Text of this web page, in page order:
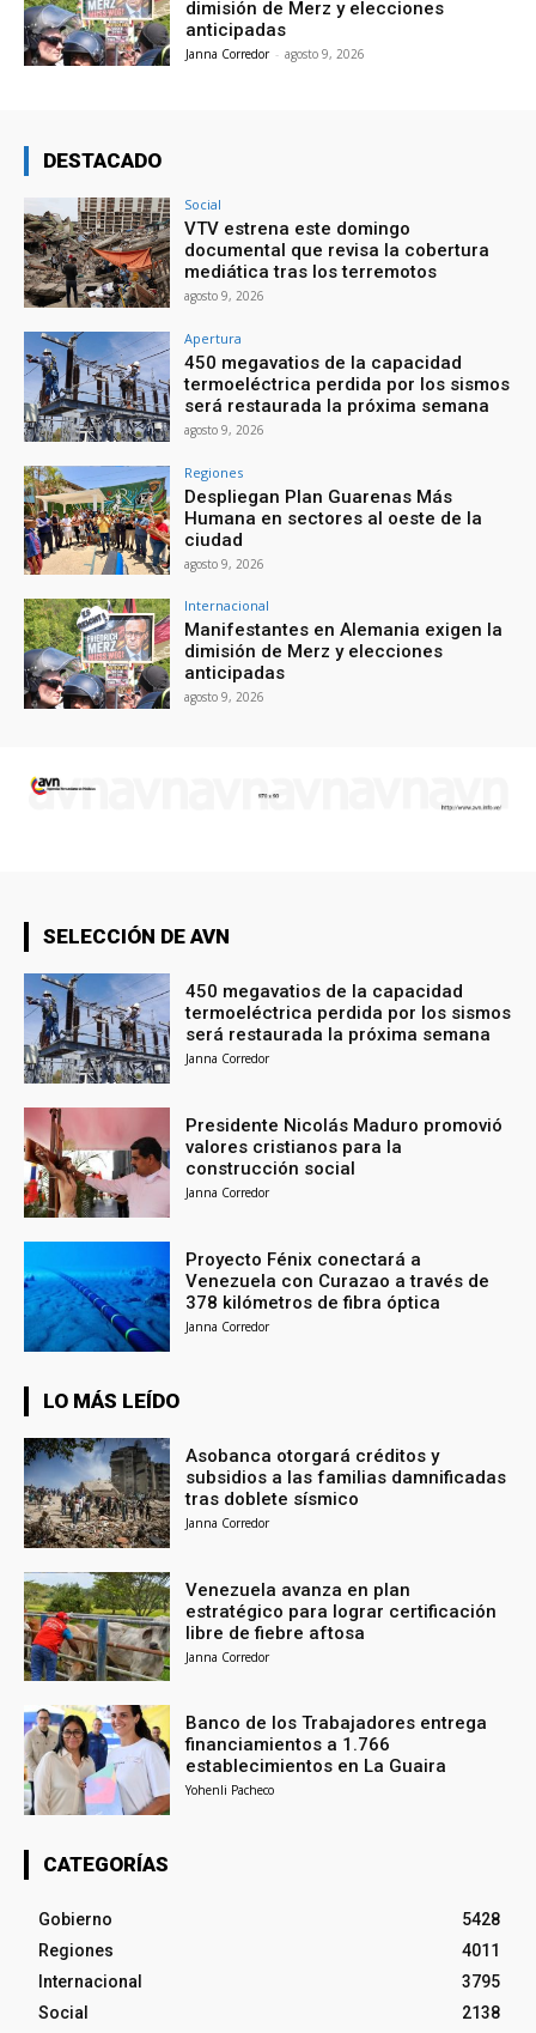
dimisión de Merz y elecciones
anticipadas
Janna Corredor - agosto 9, 2026
DESTACADO
Social
VTV estrena este domingo
documental que revisa la cobertura
mediática tras los terremotos
agosto 9, 2026
Apertura
450 megavatios de la capacidad
termoeléctrica perdida por los sismos
será restaurada la próxima semana
agosto 9, 2026
Regiones
Despliegan Plan Guarenas Más
Humana en sectores al oeste de la
ciudad
agosto 9, 2026
Internacional
Manifestantes en Alemania exigen la
dimisión de Merz y elecciones
anticipadas
agosto 9, 2026
SELECCIÓN DE AVN
450 megavatios de la capacidad
termoeléctrica perdida por los sismos
será restaurada la próxima semana
Janna Corredor
Presidente Nicolás Maduro promovió
valores cristianos para la
construcción social
Janna Corredor
Proyecto Fénix conectará a
Venezuela con Curazao a través de
378 kilómetros de fibra óptica
Janna Corredor
LO MÁS LEÍDO
Asobanca otorgará créditos y
subsidios a las familias damnificadas
tras doblete sísmico
Janna Corredor
Venezuela avanza en plan
estratégico para lograr certificación
libre de fiebre aftosa
Janna Corredor
Banco de los Trabajadores entrega
financiamientos a 1.766
establecimientos en La Guaira
Yohenli Pacheco
CATEGORÍAS
Gobierno
5428
Regiones
4011
Internacional
3795
Social
2138